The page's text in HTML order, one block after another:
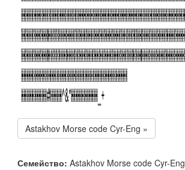
Astakhov Morse code Cyr-Eng »
Семейство: Astakhov Morse code Cyr-Eng